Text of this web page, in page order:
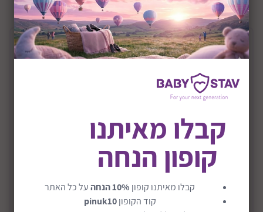
תיאור המוצר
בובת פרווה גדולה בגודל 70 סמ דגם דובי Large
דובי ענק Xlarge
גובה 70 ס"מ
דובי ענק שהילדים יכולים לחבק, וגם יתאהבו בדמות הזאת,
מתאים לכל אירוע, יום הולדת, יום האהבה ואפילו סתם
כמתנה לחברה.
הדובי הזה הוא מתנה מרשימה, איכותית ומפנקת
קבלו מאיתנו
קופון הנחה
קבלו מאיתנו קופון 10% הנחה
על כל האתר
קוד הקופוןpinuk10